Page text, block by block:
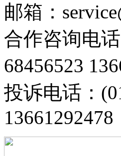
邮箱：
合作咨询电
68456523
投诉电话：
13661292478